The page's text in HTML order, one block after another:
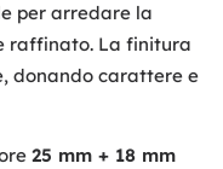
per arredare la
raffinato. La finitura
donando carattere e
25 mm + 18 mm